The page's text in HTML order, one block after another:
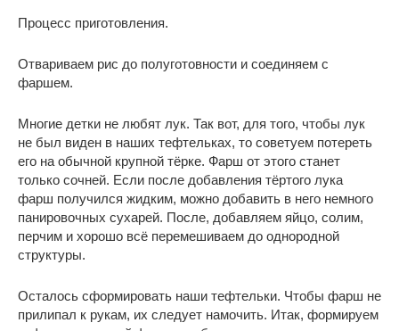
Процесс приготовления.
Отвариваем рис до полуготовности и соединяем с
фаршем.
Многие детки не любят лук. Так вот, для того, чтобы лук
не был виден в наших тефтельках, то советуем потереть
его на обычной крупной тёрке. Фарш от этого станет
только сочней. Если после добавления тёртого лука
фарш получился жидким, можно добавить в него немного
панировочных сухарей. После, добавляем яйцо, солим,
перчим и хорошо всё перемешиваем до однородной
структуры.
Осталось сформировать наши тефтельки. Чтобы фарш не
прилипал к рукам, их следует намочить. Итак, формируем